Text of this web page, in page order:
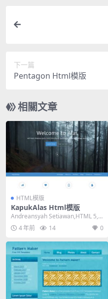
下一篇
Pentagon Html模版
相關文章
HTML模版
KapukAlas Html模版
Andreansyah Setiawan,HTML 5,R
esponsive, ...
4 年前 14 0